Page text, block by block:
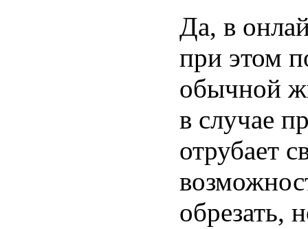
Да, в
при этом
обычной
в случае
отрубает
обрезать,